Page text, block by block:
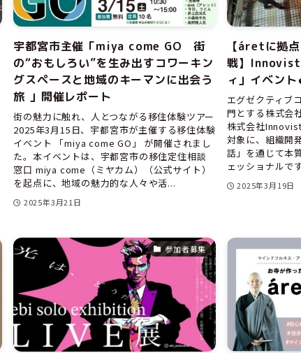
宇都宮市主催「miya come GO 街
の“おもしろい”を生み出すコワーキン
グスペースと地域のキーマンに出会う
旅 」開催レポート
街の魅力に触れ、人とつながる移住体験ツアー
2025年3月15日、宇都宮市が主催する移住体験
イベント 「miya come GO」 が開催されまし
た。本イベントは、宇都宮市の移住定住相談
窓口 miya come（ミヤカム）（公式サイト）
を起点に、地域の魅力的な人々や活...
2025年3月21日
【áretに拠
戦】
ィ」イベント
エグゼクティブ
門とする株式会
株式会社
対象に、組織開
話」を通じて本
ェッショナルで
2025年3月19日
参加者募集